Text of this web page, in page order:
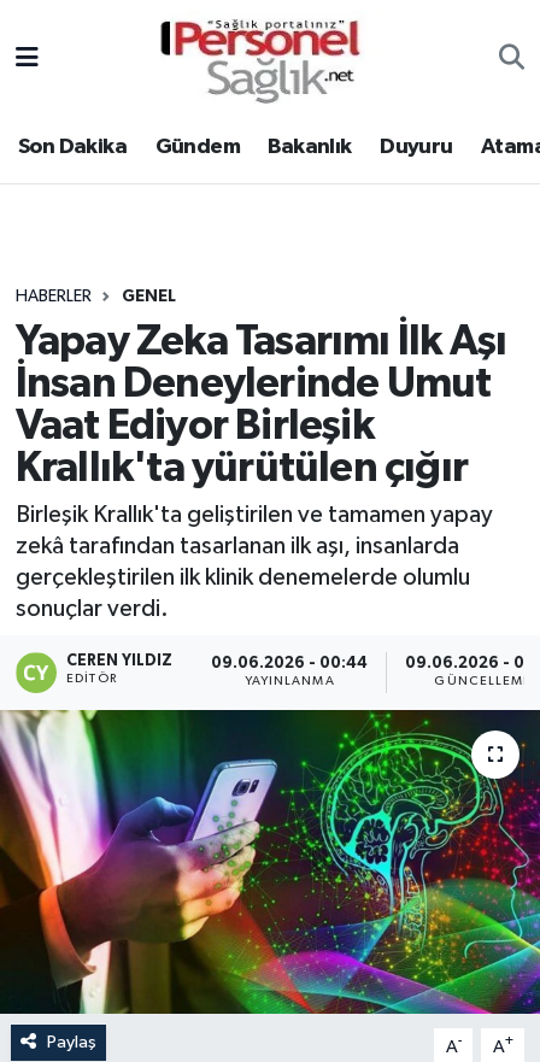
Son Dakika Gündem Bakanlık Duyuru
HABERLER GENEL
Yapay Zeka Tasarımı İlk Aşı
İnsan Deneylerinde Umut
Vaat Ediyor Birleşik
Krallık'ta yürütülen çığır
Birleşik Krallık'ta geliştirilen ve tamamen yapay
zekâ tarafından tasarlanan ilk aşı, insanlarda
gerçekleştirilen ilk klinik denemelerde olumlu
sonuçlar verdi.
CEREN YILDIZ
EDITÖR
09.06.2026 - 00:44
YAYINLANMA
09.06.2026 -
GÜNCELLEME
Paylaş A- A+
Gündem
Atamalar
Mevzuat
Sendika
Kpss - Sınav
Nöbetçi Eczaneler
Hava Durumu
Tüm Manşetler
Son Dakika Haberleri
Haber Arşivi